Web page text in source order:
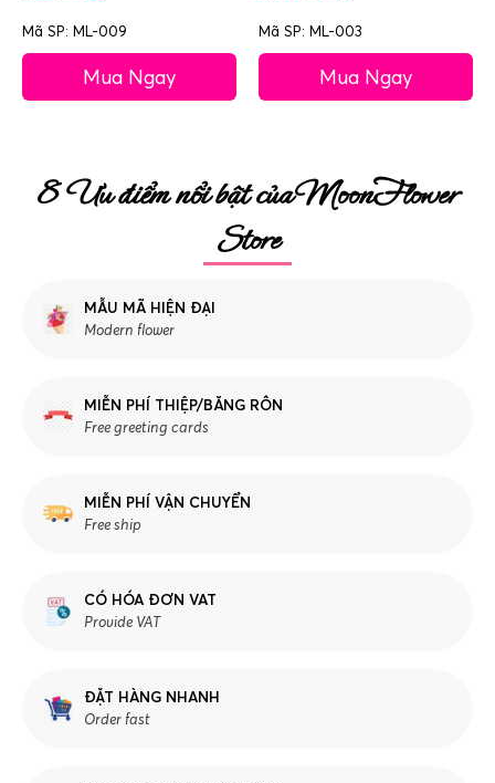
Mã SP: ML-009
Mua Ngay
Mã SP: ML-003
Mua Ngay
8 Ưu điểm nổi bật của MoonFlower
Store
MẪU MÃ HIỆN ĐẠI
Modern flower
MIỄN PHÍ THIỆP/BĂNG RÔN
Free greeting cards
MIỄN PHÍ VẬN CHUYỂN
Free ship
CÓ HÓA ĐƠN VAT
Provide VAT
ĐẶT HÀNG NHANH
Order fast